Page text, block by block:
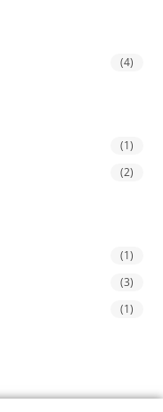
(4)
(1)
(2)
(1)
(3)
(1)